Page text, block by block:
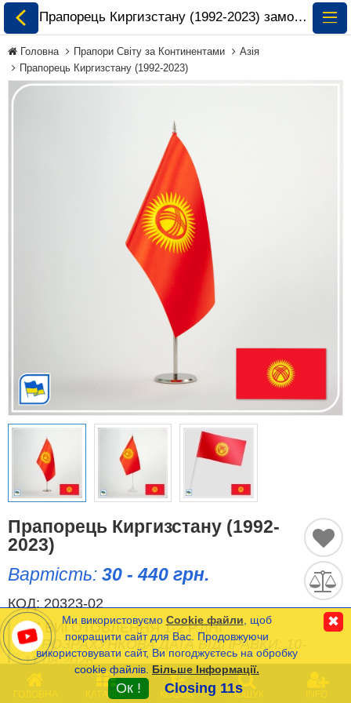
Прапори Світу за
Прапори Міжнародних
Історичні Прапори
Спортивні Прапори
Етнічні Прапори
Прапори США (штатів)
Інші прапори
(0)
Часті Питання (FAQ)
Оплата та Доставка
ГОЛОВНА КАТАЛОГ
0
КОШИК ПОШУК INFO
Прапорець Киргизстану (1992-2023) замовити і купити 🏁 ePrapor.com.ua
Головна Прапори Світу за Континентами
Азія
Прапорець Киргизстану (1992-2023)
Прапорець Киргизстану (1992-
2023)
Вартість: 30 - 440 грн.
КОД: 20323-02
ВИГОТОВЛЕННЯ 1-2 Р.ДНІ
РОЗРАХУНКОВА ДАТА ВІДПРАВКИ: 10-
11.08.2026
Ми використовуємо Cookie файли , щоб
покращити сайт для Вас. Продовжуючи
використовувати сайт, Ви погоджуєтесь на обробку
cookie файлів. Більше Інформації.
Ок ! Closing 11s
✖